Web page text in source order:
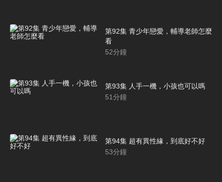
第92集 青少年戀愛，輔導老師怎麼
看
52分鐘
第93集 人手一機，小孩也可以嗎
51分鐘
第94集 超有異性緣，到底好不好
53分鐘